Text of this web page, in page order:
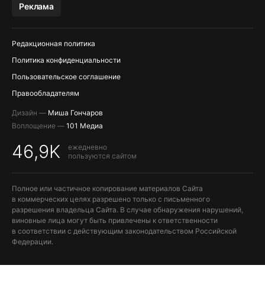
Реклама
Редакционная политика
Политика конфиденциальности
Пользовательское соглашение
Правообладателям
Дизайн — Миша Гончаров
Воплощение — 101 Медиа
46,9K
ежедневно
пользуются сайтом
Полное или частичное копирование материалов Сайта
в коммерческих целях разрешено только с письменного
разрешения владельца Сайта. В случае обнаружения нарушений,
виновные лица могут быть привлечены к ответственности
в соответствии с действующим законодательством Российской
Федерации.